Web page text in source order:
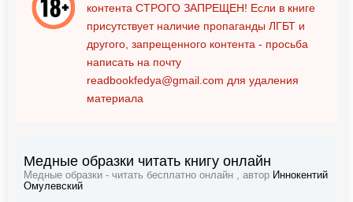
контента СТРОГО ЗАПРЕЩЕН! Если в книге
присутствует наличие пропаганды ЛГБТ и
другого, запрещенного контента - просьба
написать на почту
readbookfedya@gmail.com для удаления
материала
Медные образки читать книгу онлайн
Медные образки - читать бесплатно онлайн , автор Иннокентий
Омулевский